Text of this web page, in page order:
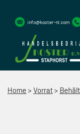
info@koster-nl.com
Home > Vorrat>